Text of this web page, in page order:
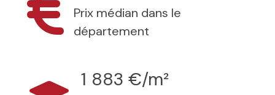
Prix médian dans le
département
1 883 €/m²